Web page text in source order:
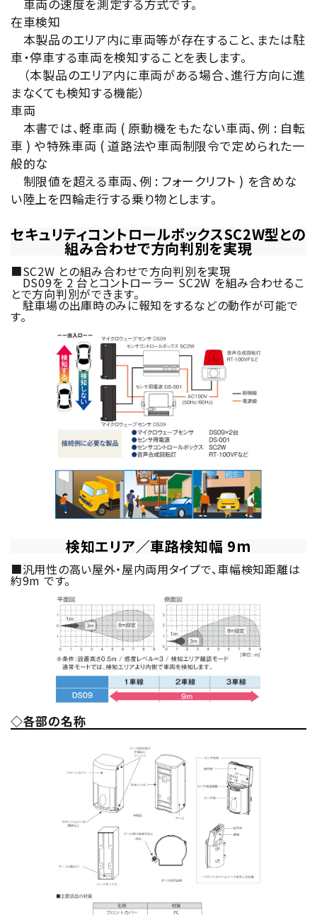
車両の速度を測定する方式です。
在車検知
本製品のエリア内に車両等が存在すること、または駐
車・停車する車両を検知することを表します。
（本製品のエリア内に車両がある場合、進行方向に進
まなくても検知する機能）
車両
本書では、軽車両 ( 原動機をもたない車両、例 : 自転
車 ) や特殊車両 ( 道路法や車両制限令で定められた一
般的な
制限値を超える車両、例 : フォークリフト ) を含めな
い陸上を四輪走行する乗り物とします。
セキュリティコントロールボックスSC2W型との
組み合わせで方向判別を実現
■SC2W との組み合わせで方向判別を実現
DS09を 2 台とコントローラー SC2W を組み合わせるこ
とで方向判別ができます。
駐車場の出庫時のみに報知をするなどの動作が可能で
す。
検知エリア／車路検知幅 9m
■汎用性の高い屋外・屋内両用タイプで、車幅検知距離は
約9m です。
◇各部の名称